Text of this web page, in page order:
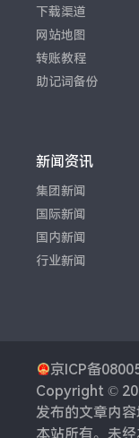
下载渠道
网站地图
转账教程
助记词备份
新闻资讯
集团新闻
国际新闻
国内新闻
行业新闻
京ICP备
Copyright ©
发布的文章内
本站所有。未